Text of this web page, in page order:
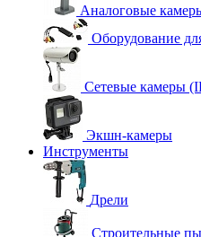
Аналоговые
Оборудование
Сетевые камеры
Экшн-камеры
Инструменты
Дрели
Строительные